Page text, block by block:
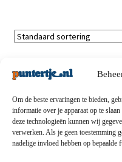
Om de beste ervaringen te bieden,
informatie over je apparaat op te
deze technologieën kunnen wij
verwerken. Als je geen toestemming
nadelige invloed hebben op bepaalde
Privacybeleid-Verzending
voorwaarden-Disclaimert